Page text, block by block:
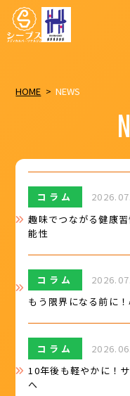
HOME NEWS
コラム
趣味でつながる健康
能性
コラム
もう限界になる前に
コラム
10年後も軽やかに！
へ